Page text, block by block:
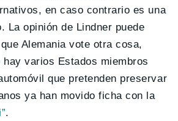
en caso contrario es una
La opinión de Lindner puede
Alemania vote otra cosa,
hay varios Estados miembros
que pretenden preservar
ya han movido ficha con la
.